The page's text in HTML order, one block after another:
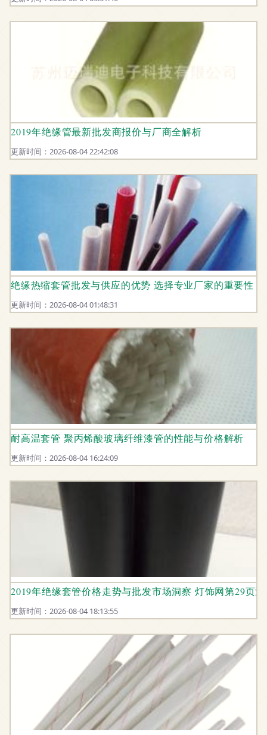
2019年绝缘管最新批发商报价与厂商全解析
更新时间：2026-08-04 22:42:08
绝缘热缩套管批发与供应的优势 选择专业厂家的重要性
更新时间：2026-08-04 01:48:31
耐高温套管 聚丙烯酸玻璃纤维漆管的性能与价格解析
更新时间：2026-08-04 16:24:09
2019年绝缘套管价格走势与批发市场洞察 灯饰网第29页
更新时间：2026-08-04 18:13:55